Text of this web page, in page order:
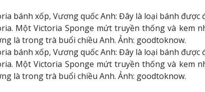
bánh xốp, Vương quốc Anh: Đây là loại bánh
Một Victoria Sponge mứt truyền thống và kem
là trong trà buổi chiều Anh. Ảnh: goodtoknow.
bánh xốp, Vương quốc Anh: Đây là loại bánh
Một Victoria Sponge mứt truyền thống và kem
là trong trà buổi chiều Anh. Ảnh: goodtoknow.